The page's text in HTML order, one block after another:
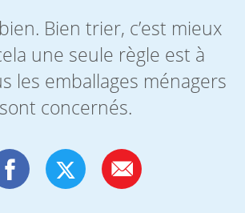
Bien trier, c’est mieux
une seule règle est à
les emballages ménagers
sont concernés.